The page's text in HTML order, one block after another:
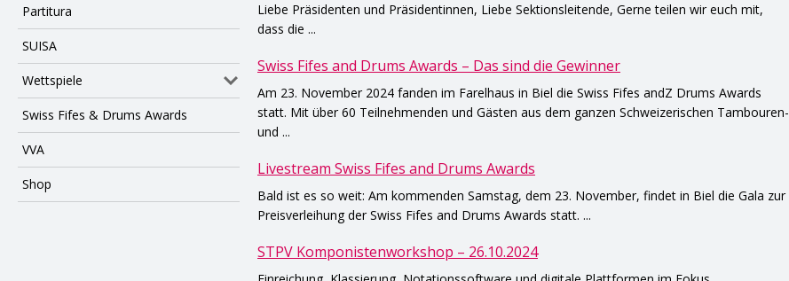
Partitura
SUISA
Wettspiele
Swiss Fifes & Drums Awards
VVA
Shop
Liebe Präsidenten und Präsidentinnen, Liebe Sektionsleitende, Gerne teilen wir euch mit,
dass die ...
Swiss Fifes and Drums Awards – Das sind die Gewinner
Am 23. November 2024 fanden im Farelhaus in Biel die Swiss Fifes andZ Drums Awards
statt. Mit über 60 Teilnehmenden und Gästen aus dem ganzen Schweizerischen Tambouren-
und ...
Livestream Swiss Fifes and Drums Awards
Bald ist es so weit: Am kommenden Samstag, dem 23. November, findet in Biel die Gala zur
Preisverleihung der Swiss Fifes and Drums Awards statt. ...
STPV Komponistenworkshop – 26.10.2024